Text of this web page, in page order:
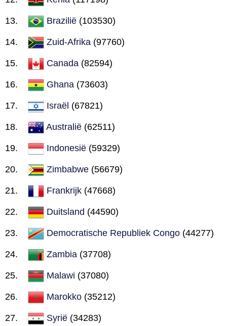
Brazilië (103530)
Zuid-Afrika (97760)
Canada (82594)
Ghana (73603)
Israël (67821)
Australië (62511)
Indonesië (59329)
Zimbabwe (56679)
Frankrijk (47668)
Duitsland (44590)
Democratische Republiek Congo (44277)
Zambia (37708)
Malawi (37080)
Marokko (35212)
Syrië (34283)